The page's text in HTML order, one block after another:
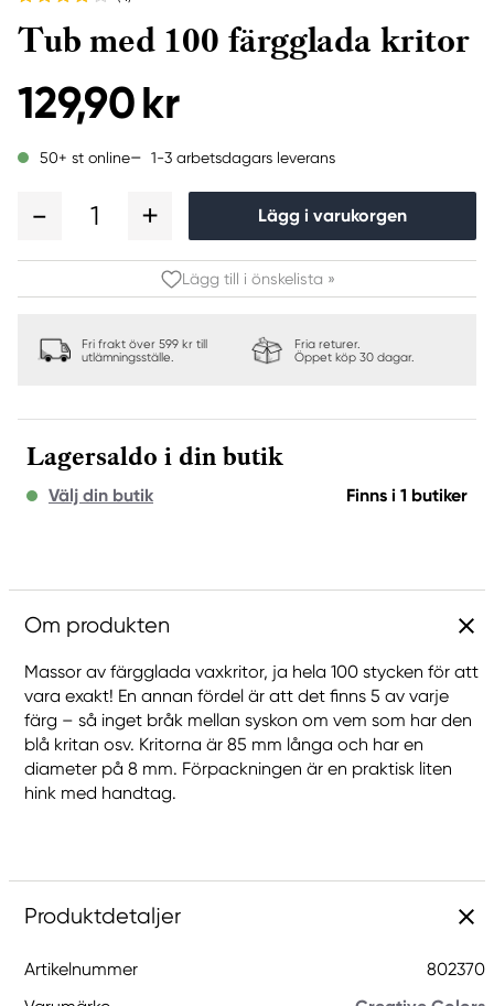
Tub med 100 färgglada kritor
129,90 kr
50+ st online 1-3 arbetsdagars leverans
1 Lägg i varukorgen
Lägg till i önskelista »
Fri frakt över 599 kr till
utlämningsställe.
Fria returer.
Öppet köp 30 dagar.
Lagersaldo i din butik
Välj din butik Finns i 1 butiker
Om produkten
Massor av färgglada vaxkritor, ja hela 100 stycken för att
vara exakt! En annan fördel är att det finns 5 av varje
färg – så inget bråk mellan syskon om vem som har den
blå kritan osv. Kritorna är 85 mm långa och har en
diameter på 8 mm. Förpackningen är en praktisk liten
hink med handtag.
Produktdetaljer
Artikelnummer
802370